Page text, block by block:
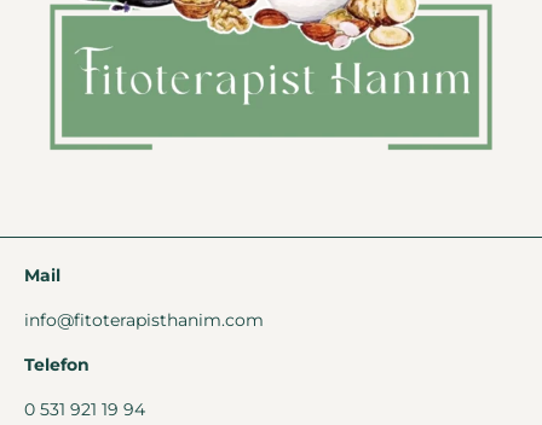
Mail
info@fitoterapisthanim.com
Telefon
0 531 921 19 94